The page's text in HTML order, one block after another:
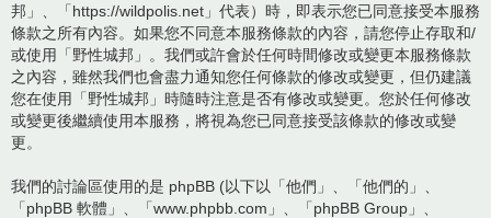
邦」、「https://wildpolis.net」代表）時，即表示您已同意接受本服務
條款之所有內容。如果您不同意本服務條款的內容，請您停止存取和/
或使用「野性城邦」。我們或許會於任何時間修改或變更本服務條款
之內容，雖然我們也會盡力通知您任何條款的修改或變更，但仍建議
您在使用「野性城邦」時隨時注意是否有修改或變更。您於任何修改
或變更後繼續使用本服務，將視為您已同意接受該條款的修改或變
更。
我們的討論區使用的是 phpBB (以下以「他們」、「他們的」、
「phpBB 軟體」、「www.phpbb.com」、「phpBB Group」、